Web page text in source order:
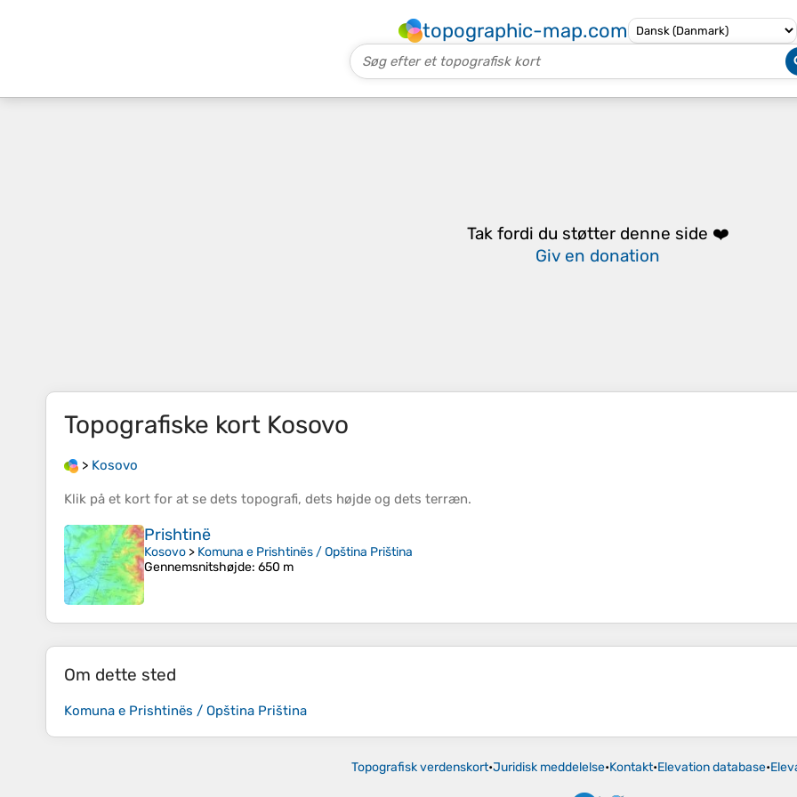
topographic-map.com
Tak fordi du støtter denne side ❤️
Giv en donation
Topografiske kort Kosovo
> Kosovo
Klik på et kort for at se dets topografi, dets højde og dets terræn.
Prishtinë
Kosovo > Komuna e Prishtinës / Opština Priština
Gennemsnitshøjde: 650 m
Om dette sted
Komuna e Prishtinës / Opština Priština
Topografisk verdenskort•Juridisk meddelelse•Kontakt•Elevation database•